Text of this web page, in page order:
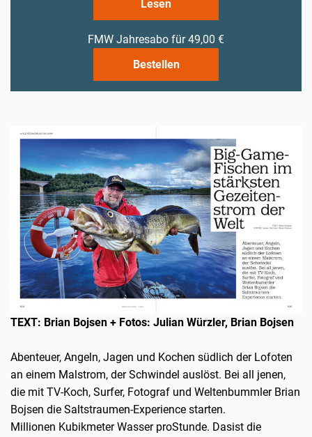
Lesen
FMW Jahresabo für 49,00 €
Bestellen
TEXT: Brian Bojsen + Fotos: Julian Würzler, Brian Bojsen
Abenteuer, Angeln, Jagen und Kochen südlich der Lofoten
an einem Malstrom, der Schwindel auslöst. Bei all jenen,
die mit TV-Koch, Surfer, Fotograf und Weltenbummler Brian
Bojsen die Saltstraumen-Experience starten.
Millionen Kubikmeter Wasser proStunde. Dasist die